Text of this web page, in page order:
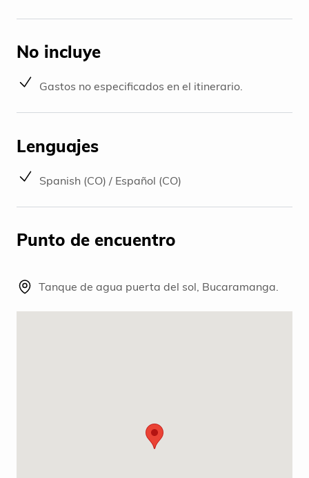
No incluye
Gastos no especificados en el itinerario.
Lenguajes
Spanish (CO) / Español (CO)
Punto de encuentro
Tanque de agua puerta del sol, Bucaramanga.